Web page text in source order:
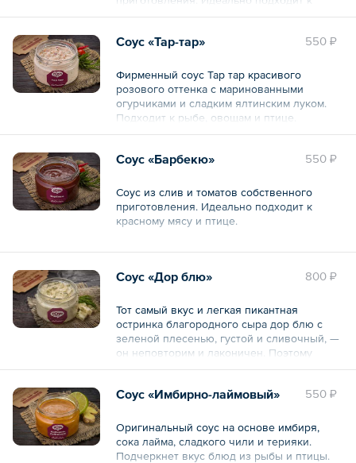
любому к шашлыку.
Общий вес – 250 г 550 ₽
Соус «Тар-тар»
Фирменный соус Тар тар красивого
розового оттенка с маринованными
огурчиками и сладким ялтинским луком.
Подходит к рыбе, овощам и птице.
550 ₽
Соус «Барбекю»
Соус из слив и томатов собственного
приготовления. Идеально подходит к
красному мясу и птице.
Общий вес – 250 г
800 ₽
Соус «Дор блю»
Тот самый вкус и легкая пикантная
остринка благородного сыра дор блю с
зеленой плесенью, густой и сливочный, —
он неповторим и лаконичен. Поэтому
подходит ко всему.
Общий вес – 250 г 550 ₽
Соус «Имбирно-лаймовый»
Оригинальный соус на основе имбиря,
сока лайма, сладкого чили и терияки.
Подчеркнет вкус блюд из рыбы и птицы.